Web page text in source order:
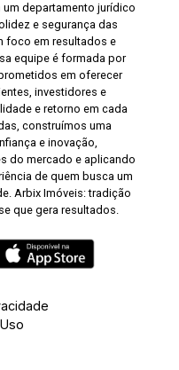
departamento jurídico
e segurança das
foco em resultados e
equipe é formada por
em oferecer
investidores e
e retorno em cada
construímos uma
e inovação,
do mercado e aplicando
de quem busca um
Arbix Imóveis: tradição
que gera resultados.